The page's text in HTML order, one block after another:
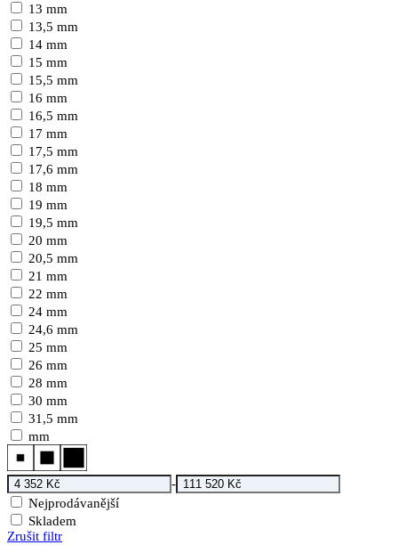
13 mm
13,5 mm
14 mm
15 mm
15,5 mm
16 mm
16,5 mm
17 mm
17,5 mm
17,6 mm
18 mm
19 mm
19,5 mm
20 mm
20,5 mm
21 mm
22 mm
24 mm
24,6 mm
25 mm
26 mm
28 mm
30 mm
31,5 mm
mm
-
Nejprodávanější
Skladem
Zrušit filtr